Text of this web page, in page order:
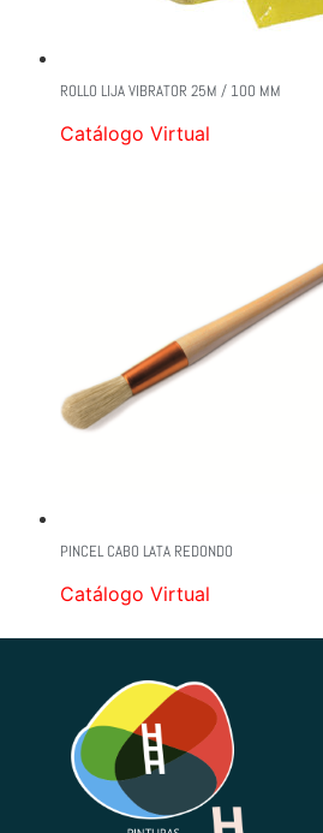
ROLLO LIJA VIBRATOR 25M / 1OO MM
Catálogo Virtual
PINCEL CABO LATA REDONDO
Catálogo Virtual